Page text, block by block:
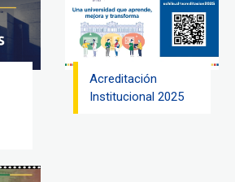
Acreditación
Institucional 2025